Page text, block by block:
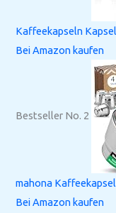
Kaffeekapseln
Bei Amazon kaufen
Bestseller No. 2
mahona
Bei Amazon kaufen